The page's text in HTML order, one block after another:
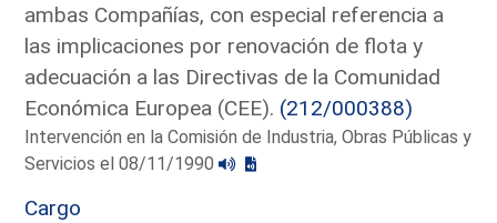
ambas Compañías, con especial referencia a
las implicaciones por renovación de flota y
adecuación a las Directivas de la Comunidad
Económica Europea (CEE). (212/000388)
Intervención en la Comisión de Industria, Obras Públicas y
Servicios el 08/11/1990
Cargo